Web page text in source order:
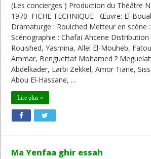
(Les concierges ) Production du Théâtre
1970 FICHE TECHNIQUE Œuvre: El-
Dramaturge : Rouiched Metteur en scène
Scénographie : Chafaï Ahcene
Rouished, Yasmina, Allel El-Mouheb,
Ammar, Benguettaf Mohamed ?
Abdelkader, Larbi Zekkel, Amor Tiane,
Abou El-Hassane, …
Lire plus »
Ma Yenfaa ghir essah